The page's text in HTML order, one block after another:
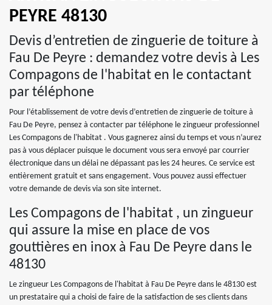
PEYRE 48130
Devis d’entretien de zinguerie de toiture à
Fau De Peyre : demandez votre devis à Les
Compagons de l'habitat en le contactant
par téléphone
Pour l’établissement de votre devis d’entretien de zinguerie de toiture à
Fau De Peyre, pensez à contacter par téléphone le zingueur professionnel
Les Compagons de l'habitat . Vous gagnerez ainsi du temps et vous n’aurez
pas à vous déplacer puisque le document vous sera envoyé par courrier
électronique dans un délai ne dépassant pas les 24 heures. Ce service est
entièrement gratuit et sans engagement. Vous pouvez aussi effectuer
votre demande de devis via son site internet.
Les Compagons de l'habitat , un zingueur
qui assure la mise en place de vos
gouttières en inox à Fau De Peyre dans le
48130
Le zingueur Les Compagons de l'habitat à Fau De Peyre dans le 48130 est
un prestataire qui a choisi de faire de la satisfaction de ses clients dans